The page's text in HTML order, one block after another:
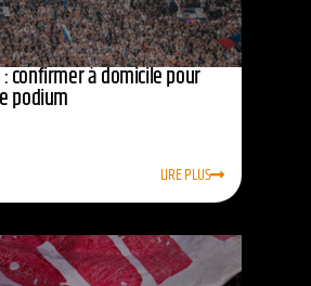
: confirmer à domicile pour
podium
LIRE PLUS